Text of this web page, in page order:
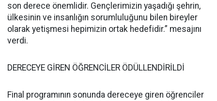
son derece önemlidir. Gençlerimizin yaşadığı şehrin,
ülkesinin ve insanlığın sorumluluğunu bilen bireyler
olarak yetişmesi hepimizin ortak hedefidir.” mesajını
verdi.
DERECEYE GİREN ÖĞRENCİLER ÖDÜLLENDİRİLDİ
Final programının sonunda dereceye giren öğrenciler